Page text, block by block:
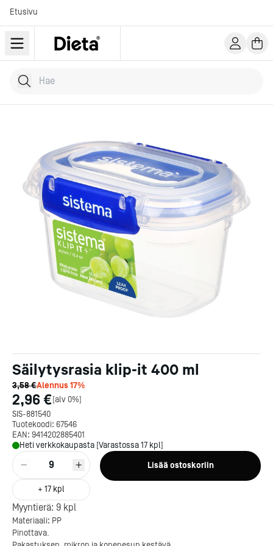
Etusivu
Hae tuotteita
Kirjoita hakusana...
Säilytysrasia klip-it 400 ml
3,58 €Alennus17%
2,96 €[alv 0%]
SIS-881540
Tuotekoodi: 67546
EAN: 9414202885401
Heti verkkokaupasta [Varastossa 17 kpl]
9
+ 17 kpl
Lisää ostoskoriin
Myyntierä: 9 kpl
Materiaali: PP
Pinottava.
Kotipizza on vuonna 1987
perustettu yritys, jolla on yli